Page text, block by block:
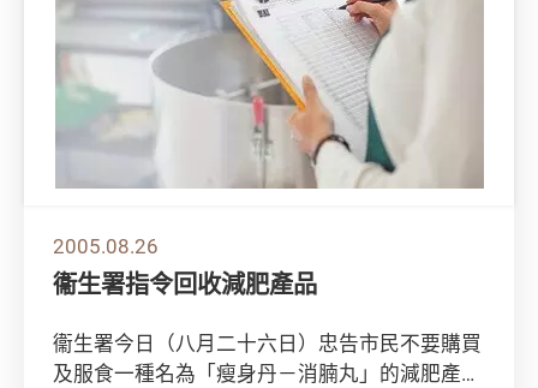
2005.08.26
衞生署指令回收減肥產品
衞生署今日（八月二十六日）忠告市民不要購買
及服食一種名為「瘦身丹－消腩丸」的減肥產